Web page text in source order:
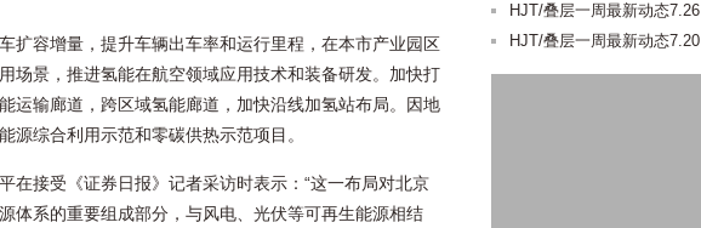
扩容增量，提升车辆出车率和运行里程，在本市产业园区
场景，推进氢能在航空领域应用技术和装备研发。加快打
运输廊道，跨区域氢能廊道，加快沿线加氢站布局。因地
源综合利用示范和零碳供热示范项目。
在接受《证券日报》记者采访时表示：“这一布局对北京
体系的重要组成部分，与风电、光伏等可再生能源相结
HJT/叠层一周最新动态7.26
HJT/叠层一周最新动态7.20